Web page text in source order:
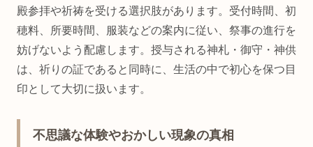
殿参拝や祈祷を受ける選択肢があります。受付時間、初
穂料、所要時間、服装などの案内に従い、祭事の進行を
妨げないよう配慮します。授与される神札・御守・神供
は、祈りの証であると同時に、生活の中で初心を保つ目
印として大切に扱います。
不思議な体験やおかしい現象の真相